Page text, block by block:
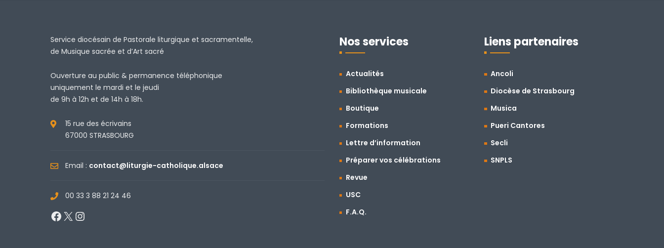
Service diocésain de Pastorale liturgique et sacramentelle,
de Musique sacrée et d’Art sacré
Ouverture au public & permanence téléphonique
uniquement le mardi et le jeudi
de 9h à 12h et de 14h à 18h.
15 rue des écrivains
67000 STRASBOURG
Email : contact@liturgie-catholique.alsace
00 33 3 88 21 24 46
Facebook
X
Nos services
Actualités
Bibliothèque musicale
Boutique
Formations
Lettre d’information
Préparer vos célébrations
Revue
USC
F.A.Q.
Liens partenaires
Ancoli
Diocèse de Strasbourg
Musica
Pueri Cantores
Secli
SNPLS